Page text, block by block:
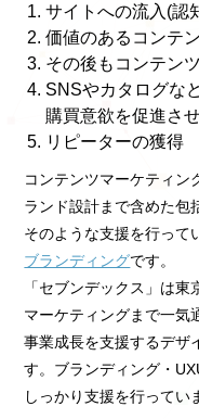
サイトへの流入(認
価値のあるコンテ
その後もコンテン
SNSやカタログな
購買意欲を促進さ
リピーターの獲得
コンテンツマーケティン
ランド設計まで含めた包
そのような支援を行って
ブランディングです。
「セブンデックス」は東
マーケティングまで一気
事業成長を支援するデザ
す。ブランディング・
しっかり支援を行ってい